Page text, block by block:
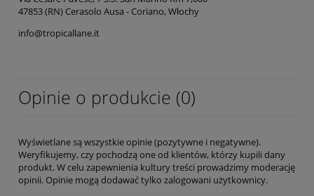
47853 (RN) Cerasolo Ausa - Coriano, Włochy
info@tropicallane.it
Opinie o produkcie (0)
Wyświetlane są wszystkie opinie (pozytywne i negatywne).
Weryfikujemy, czy pochodzą one od klientów, którzy kupili dany
produkt. W celu zapewnienia kultury treści prowadzimy moderację
opinii. Opinie mogą dodawać tylko zalogowani użytkownicy.